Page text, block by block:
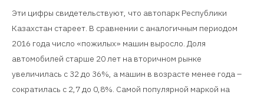
Эти цифры свидетельствуют, что автопарк Республики
Казахстан стареет. В сравнении с аналогичным периодом
2016 года число «пожилых» машин выросло. Доля
автомобилей старше 20 лет на вторичном рынке
увеличилась с 32 до 36%, а машин в возрасте менее года –
сократилась с 2,7 до 0,8%. Самой популярной маркой на